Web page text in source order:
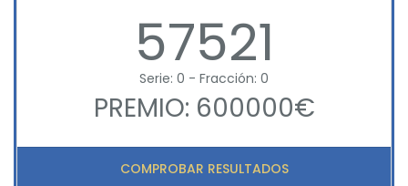
57521
Serie: 0 - Fracción: 0
PREMIO: 600000€
COMPROBAR RESULTADOS